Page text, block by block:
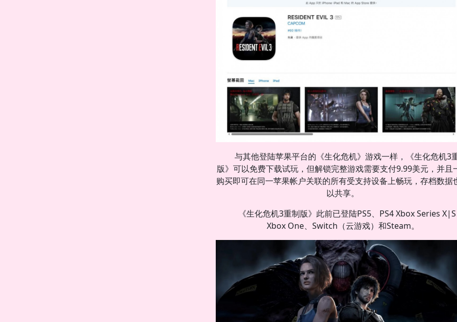
与其他登陆苹果平台的《生化危机》游戏一样，《生化危机3
版》可以免费下载试玩，但解锁完整游戏需要支付9.99美元，并且
购买即可在同一苹果帐户关联的所有受支持设备上畅玩，存档数据
以共享。
《生化危机3重制版》此前已登陆PS5、PS4 Xbox Series
Xbox One、Switch（云游戏）和Steam。